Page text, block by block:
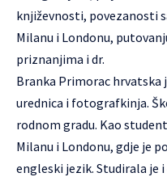
književnosti, povezanosti
Milanu i Londonu,
priznanjima i dr.
Branka Primorac hrvatska
urednica i fotografkinja.
rodnom gradu. Kao
Milanu i Londonu, gdje je
engleski jezik. Studirala je